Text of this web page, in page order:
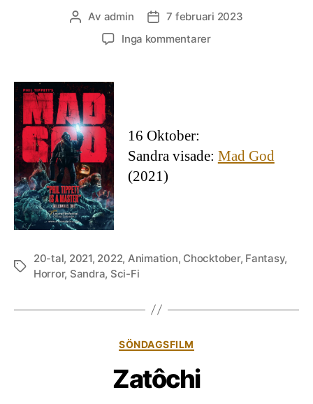
Inläggsförfattare
Av admin Inläggsdatum
7 februari 2023
Inga kommentarertill
16 Oktober:
Sandra visade: Mad God
(2021)
Etiketter
20-tal, 2021, 2022, Animation, Chocktober, Fantasy,
Horror, Sandra, Sci-Fi
Kategorier
SÖNDAGSFILM
Zatôchi